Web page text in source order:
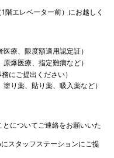
階エレベーター前）にお越しく
療、限度額適用認定証）
爆医療、指定難病など）
にご提出ください）
り薬、貼り薬、吸入薬など）
についてご連絡をお願いいた
スタッフステーションにご提